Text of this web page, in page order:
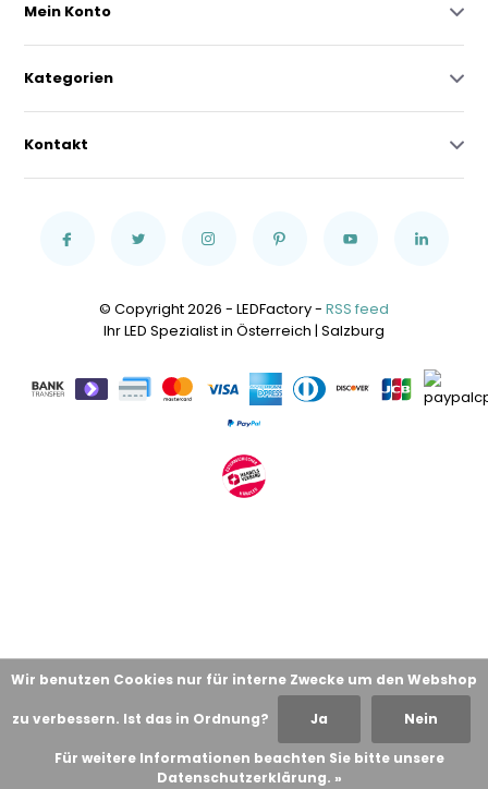
Mein Konto
Kategorien
Kontakt
© Copyright 2026 - LEDFactory - RSS feed
Ihr LED Spezialist in Österreich | Salzburg
Wir benutzen Cookies nur für interne Zwecke um den Webshop
zu verbessern. Ist das in Ordnung? Ja Nein
Für weitere Informationen beachten Sie bitte unsere
Datenschutzerklärung. »